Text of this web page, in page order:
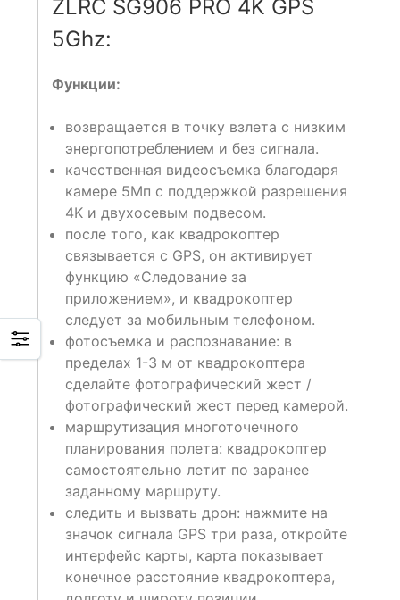
ZLRC SG906 PRO 4K GPS
5Ghz:
Функции:
возвращается в точку взлета с низким
энергопотреблением и без сигнала.
качественная видеосъемка благодаря
камере 5Мп с поддержкой разрешения
4K и двухосевым подвесом.
после того, как квадрокоптер
связывается с GPS, он активирует
функцию «Следование за
приложением», и квадрокоптер
следует за мобильным телефоном.
фотосъемка и распознавание: в
пределах 1-3 м от квадрокоптера
сделайте фотографический жест /
фотографический жест перед камерой.
маршрутизация многоточечного
планирования полета: квадрокоптер
самостоятельно летит по заранее
заданному маршруту.
следить и вызвать дрон: нажмите на
значок сигнала GPS три раза, откройте
интерфейс карты, карта показывает
конечное расстояние квадрокоптера,